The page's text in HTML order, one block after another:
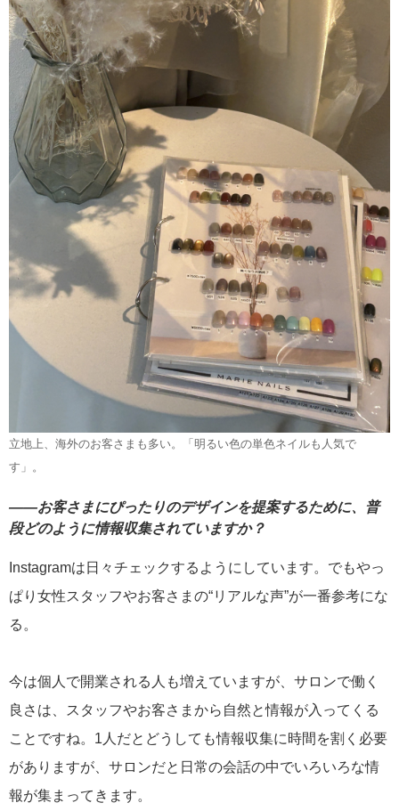
立地上、海外のお客さまも多い。「明るい色の単色ネイルも人気で
す」。
――お客さまにぴったりのデザインを提案するために、普
段どのように情報収集されていますか？
Instagramは日々チェックするようにしています。でもやっ
ぱり女性スタッフやお客さまの“リアルな声”が一番参考にな
る。
今は個人で開業される人も増えていますが、サロンで働く
良さは、スタッフやお客さまから自然と情報が入ってくる
ことですね。1人だとどうしても情報収集に時間を割く必要
がありますが、サロンだと日常の会話の中でいろいろな情
報が集まってきます。